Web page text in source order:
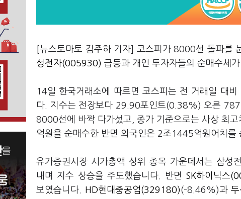
[뉴스토마토 김주하 기자] 코스피가 8000선 돌파를
성전자(005930) 급등과 개인 투자자들의 순매수세
14일 한국거래소에 따르면 코스피는 전 거래일 대
다. 지수는 전장보다 29.90포인트(0.38%) 오른
8000선에 바짝 다가섰고, 종가 기준으로는 사상 최
억원을 순매수한 반면 외국인은 2조1445억원어치를
유가증권시장 시가총액 상위 종목 가운데서는 삼성
내며 지수 상승을 주도했습니다. 반면 SK하이닉스
보였습니다.
HD현대중공업(329180)(-8.46%)과